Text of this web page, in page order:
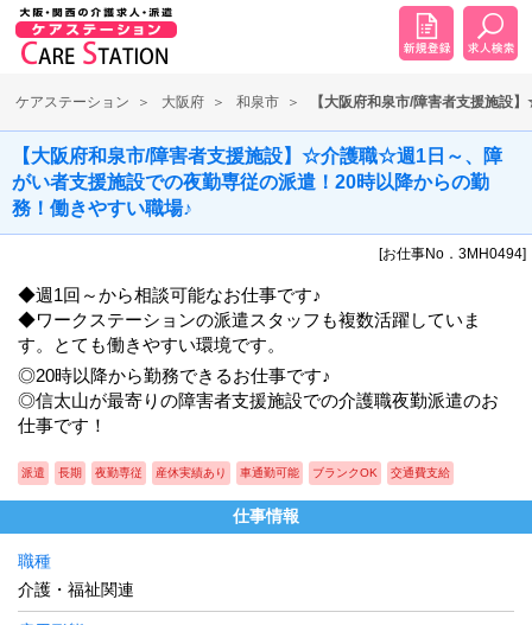
ケアステーション 大阪府 和泉市 【大阪府和泉市/障害者支援施設
【大阪府和泉市/障害者支援施設】☆介護職☆週1日～、障
がい者支援施設での夜勤専従の派遣！20時以降からの勤
務！働きやすい職場♪
[お仕事No．3MH0494]
◆週1回～から相談可能なお仕事です♪
◆ワークステーションの派遣スタッフも複数活躍していま
す。とても働きやすい環境です。
◎20時以降から勤務できるお仕事です♪
◎信太山が最寄りの障害者支援施設での介護職夜勤派遣のお
仕事です！
派遣 長期 夜勤専従 産休実績あり 車通勤可能 ブランクOK 交通費支給
仕事情報
職種
介護・福祉関連